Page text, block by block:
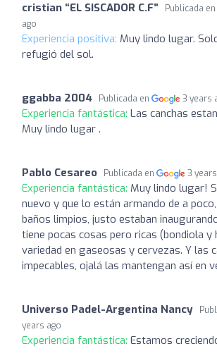
cristian “EL SISCADOR C.F” Publicada en
ago
Experiencia positiva: Muy lindo lugar.
refugió del sol.
ggabba 2004 Publicada en 3 years
Experiencia fantástica: Las canchas
Muy lindo lugar .
Pablo Cesareo Publicada en 3
Experiencia fantástica: Muy lindo lugar!
nuevo y que lo están armando de a
baños limpios, justo estaban
tiene pocas cosas pero ricas (bondiola y
variedad en gaseosas y cervezas. Y las
impecables, ojalá las mantengan así en
Universo Padel-Argentina Nancy
years ago
Experiencia fantástica: Estamos